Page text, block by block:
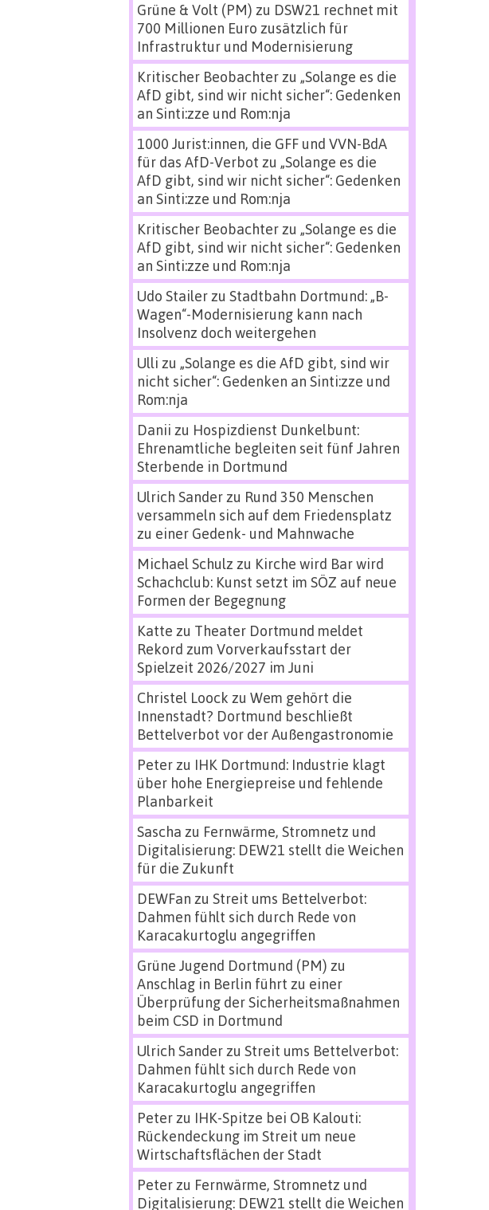
Grüne & Volt (PM) zu DSW21 rechnet mit
700 Millionen Euro zusätzlich für
Infrastruktur und Modernisierung
Kritischer Beobachterzu „Solange es die
AfD gibt, sind wir nicht sicher“: Gedenken
an Sinti:zze und Rom:nja
1000 Jurist:innen, die GFF und VVN-BdA
für das AfD-Verbot zu „Solange es die
AfD gibt, sind wir nicht sicher“: Gedenken
an Sinti:zze und Rom:nja
Kritischer Beobachterzu „Solange es die
AfD gibt, sind wir nicht sicher“: Gedenken
an Sinti:zze und Rom:nja
Udo Stailerzu Stadtbahn Dortmund: „B-
Wagen“-Modernisierung kann nach
Insolvenz doch weitergehen
Ulli zu „Solange es die AfD gibt, sind wir
nicht sicher“: Gedenken an Sinti:zze und
Rom:nja
Danii zu Hospizdienst Dunkelbunt:
Ehrenamtliche begleiten seit fünf Jahren
Sterbende in Dortmund
Ulrich Sanderzu Rund 350 Menschen
versammeln sich auf dem Friedensplatz
zu einer Gedenk- und Mahnwache
Michael Schulz zu Kirche wird Bar wird
Schachclub: Kunst setzt im SÖZ auf neue
Formen der Begegnung
Katte zu Theater Dortmund meldet
Rekord zum Vorverkaufsstart der
Spielzeit 2026/2027 im Juni
Christel Loock zu Wem gehört die
Innenstadt? Dortmund beschließt
Bettelverbot vor der Außengastronomie
Peterzu IHK Dortmund: Industrie klagt
über hohe Energiepreise und fehlende
Planbarkeit
Sascha zu Fernwärme, Stromnetz und
Digitalisierung: DEW21 stellt die Weichen
für die Zukunft
DEWFan zu Streit ums Bettelverbot:
Dahmen fühlt sich durch Rede von
Karacakurtoglu angegriffen
Grüne Jugend Dortmund (PM) zu
Anschlag in Berlin führt zu einer
Überprüfung der Sicherheitsmaßnahmen
beim CSD in Dortmund
Ulrich Sanderzu Streit ums Bettelverbot:
Dahmen fühlt sich durch Rede von
Karacakurtoglu angegriffen
Peterzu IHK-Spitze bei OB Kalouti:
Rückendeckung im Streit um neue
Wirtschaftsflächen der Stadt
Peterzu Fernwärme, Stromnetz und
Digitalisierung: DEW21 stellt die Weichen